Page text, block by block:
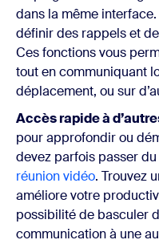
dans la même
définir des rappels et
Ces fonctions vous
tout en communiquant
déplacement, ou sur
Accès rapide à
pour approfondir ou
devez parfois passer
réunion vidéo. Trouvez
améliore votre
possibilité de basculer
communication à une